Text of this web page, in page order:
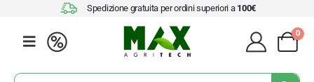
Spedizione gratuita per ordini superiori a 100€
0